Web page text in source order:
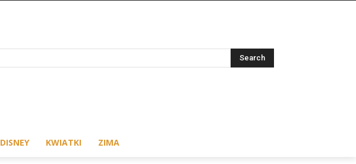
Search
DISNEY KWIATKI ZIMA